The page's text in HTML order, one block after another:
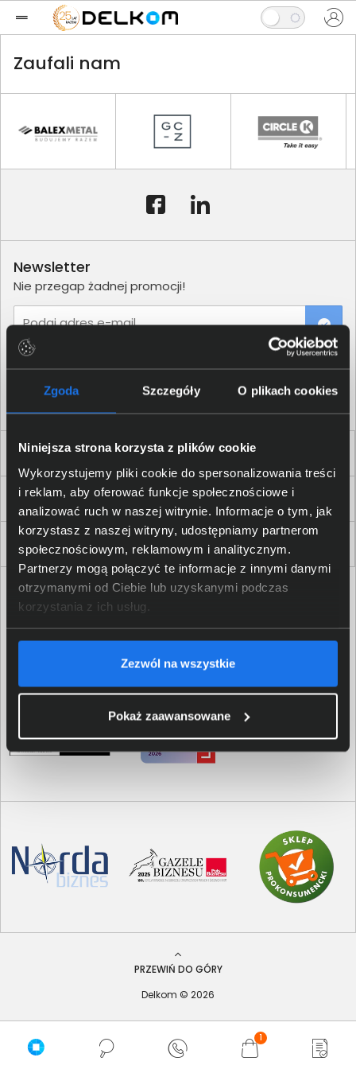
Zgoda Szczegóły O plikach cookies
Niniejsza strona korzysta z plików cookie
Wykorzystujemy pliki cookie do spersonalizowania treści
i reklam, aby oferować funkcje społecznościowe i
analizować ruch w naszej witrynie. Informacje o tym, jak
korzystasz z naszej witryny, udostępniamy partnerom
społecznościowym, reklamowym i analitycznym.
Partnerzy mogą połączyć te informacje z innymi danymi
otrzymanymi od Ciebie lub uzyskanymi podczas
korzystania z ich usług.
Zezwól na wszystkie
Pokaż zaawansowane
1
Zaufali nam
Dla Firm i Instytucji
Zakupy
Delkom 2000
Newsletter
Nie przegap żadnej promocji!
Podaj adres e-mail
PRZEWIŃ DO GÓRY
Delkom © 2026